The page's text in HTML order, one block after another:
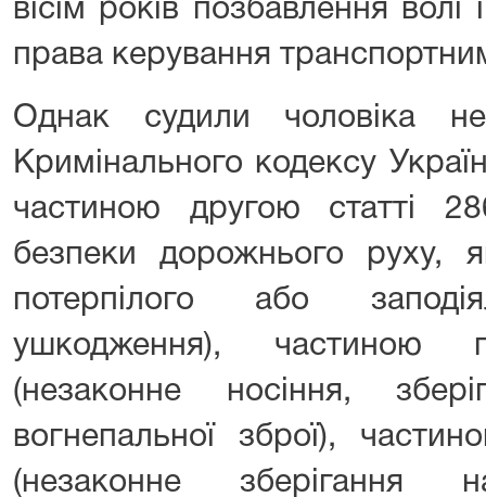
вісім років позбавлення
права керування
Однак судили чоловіка
Кримінального кодексу
частиною другою статті
безпеки дорожнього руху,
потерпілого або
ушкодження), частиною
(незаконне носіння,
вогнепальної зброї),
(незаконне зберігання